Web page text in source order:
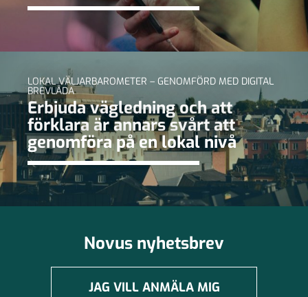
LOKAL VÄLJARBAROMETER – GENOMFÖRD MED DIGITAL
BREVLÅDA
Erbjuda vägledning och att
förklara är annars svårt att
genomföra på en lokal nivå
Novus nyhetsbrev
JAG VILL ANMÄLA MIG